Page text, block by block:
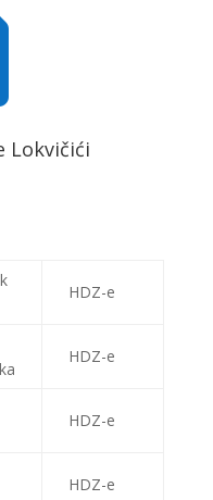
Lokvičići
HDZ-e
HDZ-e
HDZ-e
HDZ-e